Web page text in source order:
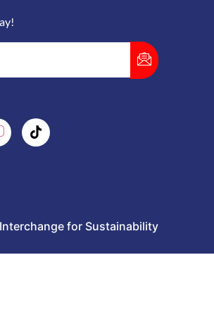
for Sustainability